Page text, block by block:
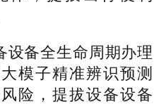
备全生命周期办理
模子精准辨识预测
险，提拔设备设备